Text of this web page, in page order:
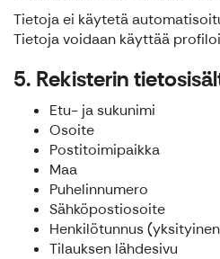
Tietoja ei käytetä
Tietoja voidaan käyttää
5. Rekisterin
Etu- ja sukunimi
Osoite
Postitoimipaikka
Maa
Puhelinnumero
Sähköpostiosoite
Henkilötunnus
Tilauksen lähdesivu